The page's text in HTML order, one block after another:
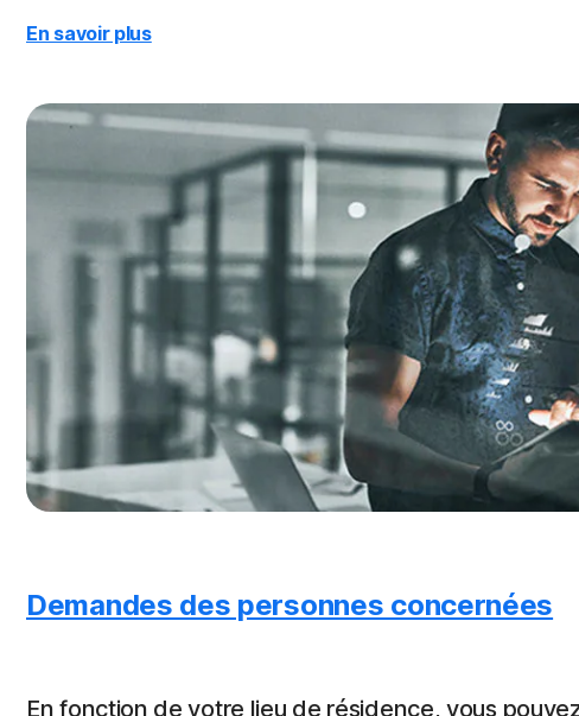
En savoir plus
Demandes des personnes concernées
En fonction de votre lieu de résidence, vous